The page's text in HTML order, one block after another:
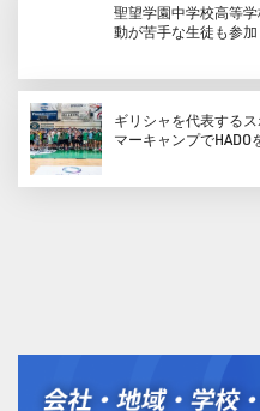
聖望学園中学校高等
動が苦手な生徒も参
ギリシャを代表する
マーキャンプでHADO